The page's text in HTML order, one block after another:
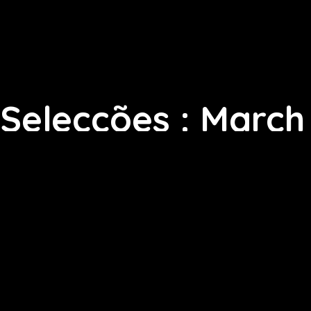
Selecções : March